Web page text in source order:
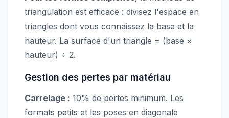
triangulation est efficace : divisez l'espace en
triangles dont vous connaissez la base et la
hauteur. La surface d'un triangle = (base ×
hauteur) ÷ 2.
Gestion des pertes par matériau
Carrelage : 10% de pertes minimum. Les
formats petits et les poses en diagonale